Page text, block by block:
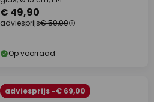
€ 49,90
adviesprijs€ 59,90
Op voorraad
adviesprijs -€ 69,00